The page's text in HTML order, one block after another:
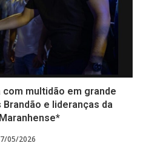
multidão em grande
e lideranças da
05/2026